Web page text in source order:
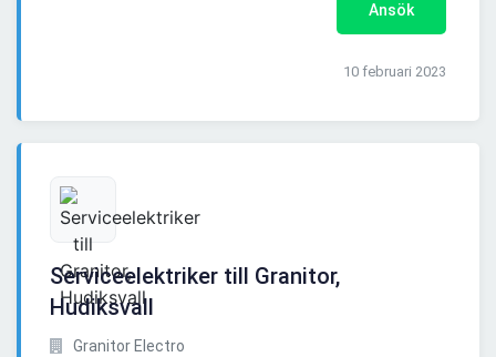
Ansök
10 februari 2023
Serviceelektriker till Granitor,
Hudiksvall
Granitor Electro